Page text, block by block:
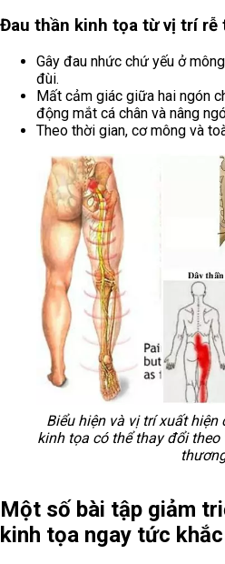
Đau thần kinh tọa từ vị trí rễ
Gây đau nhức chứ yếu ở
đùi.
Mất cảm giác giữa hai ngón
động mắt cá chân và nâng
Theo thời gian, cơ mông và
Biểu hiện và vị trí xuất
kinh tọa có thể thay đổi
Một số bài tập giảm
kinh tọa ngay tức khắc